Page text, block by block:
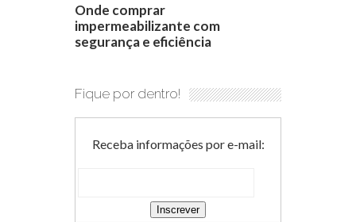
Onde comprar
impermeabilizante com
segurança e eficiência
Fique por dentro!
Receba informações por e-mail: